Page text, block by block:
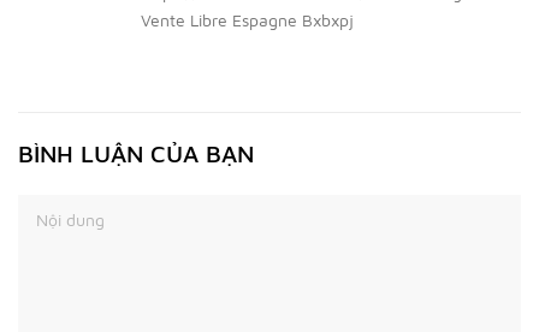
Vente Libre Espagne Bxbxpj
BÌNH LUẬN CỦA BẠN